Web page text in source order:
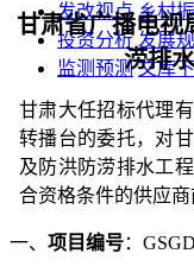
发改视点 乡村
投资分析 发展
监测预测 文库
甘肃省广播电视
涝排
甘肃大任招标代理
转播台的委托，对
及防洪防涝排水工程
合资格条件的供应商
一、 项目编号：